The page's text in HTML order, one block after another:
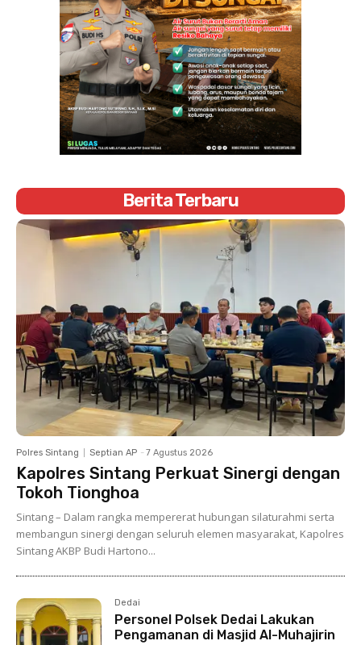
Berita Terbaru
Polres Sintang Septian AP - 7 Agustus 2026
Kapolres Sintang Perkuat Sinergi dengan
Tokoh Tionghoa
Sintang – Dalam rangka mempererat hubungan silaturahmi serta
membangun sinergi dengan seluruh elemen masyarakat, Kapolres
Sintang AKBP Budi Hartono...
Dedai
Personel Polsek Dedai Lakukan
Pengamanan di Masjid Al-Muhajirin